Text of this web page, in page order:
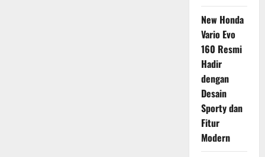
New Honda
Vario Evo
160 Resmi
Hadir
dengan
Desain
Sporty dan
Fitur
Modern